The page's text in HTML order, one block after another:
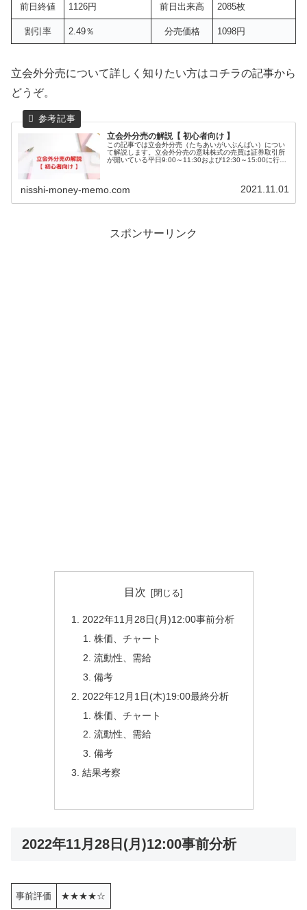
前日終値 1126円 前日出来高 2085枚
割引率 2.49％ 分売価格 1098円
立会外分売について詳しく知りたい方はコチラの記事から
どうぞ。
立会外分売の解説【 初心者向け 】
この記事では立会外分売（たちあいがいぶんばい）につい
て解説します。立会外分売の意味株式の売買は証券取引所
が開いている平日9:00～11:30および12:30～15:00に行わ
nisshi-money-memo.com 2021.11.01
スポンサーリンク
目次
2022年11月28日(月)12:00事前分析
株価、チャート
流動性、需給
備考
2022年12月1日(木)19:00最終分析
株価、チャート
流動性、需給
備考
結果考察
2022年11月28日(月)12:00事前分析
事前評価 ★★★★☆